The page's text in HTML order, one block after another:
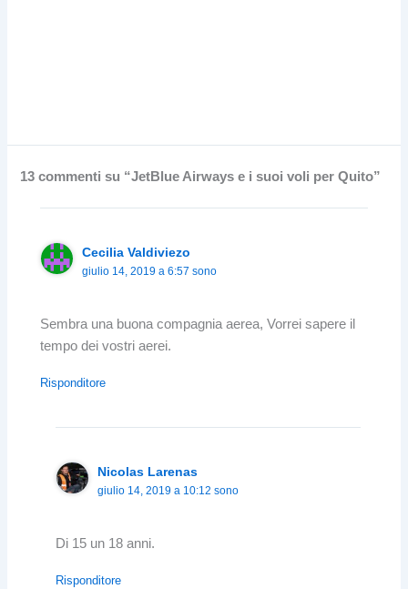
13 commenti su “JetBlue Airways e i suoi voli per Quito”
Cecilia Valdiviezo
giulio 14, 2019 a 6:57 sono
Sembra una buona compagnia aerea, Vorrei sapere il
tempo dei vostri aerei.
Risponditore
Nicolas Larenas
giulio 14, 2019 a 10:12 sono
Di 15 un 18 anni.
Risponditore